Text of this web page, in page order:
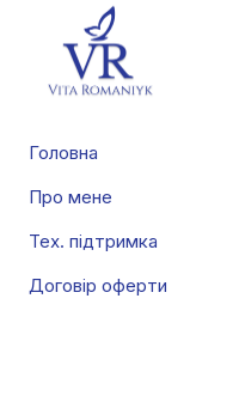
Головна
Про мене
Тех. підтримка
Договір оферти